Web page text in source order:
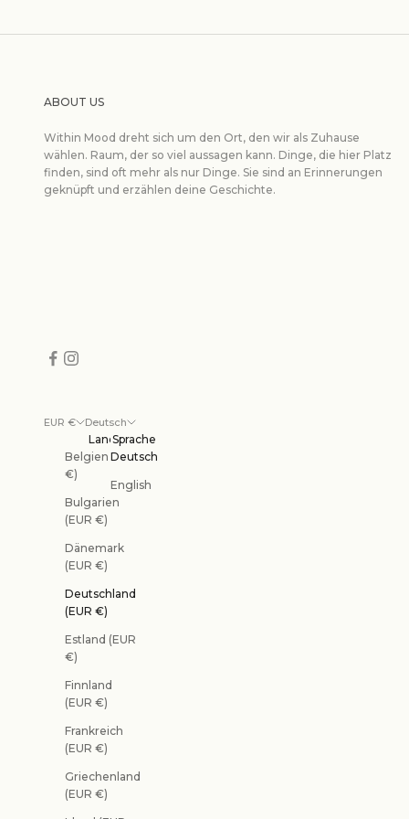
ABOUT US
Within Mood dreht sich um den Ort, den wir als Zuhause
wählen. Raum, der so viel aussagen kann. Dinge, die hier Platz
finden, sind oft mehr als nur Dinge. Sie sind an Erinnerungen
geknüpft und erzählen deine Geschichte.
EUR €
Land
Belgien (EUR
€)
Bulgarien
(EUR €)
Dänemark
(EUR €)
Deutschland
(EUR €)
Estland (EUR
€)
Finnland
(EUR €)
Frankreich
(EUR €)
Griechenland
(EUR €)
Deutsch
Sprache
Deutsch
English